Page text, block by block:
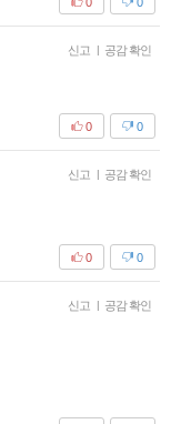
신고 | 공감 확인
0
0
신고 | 공감 확인
0
0
신고 | 공감 확인